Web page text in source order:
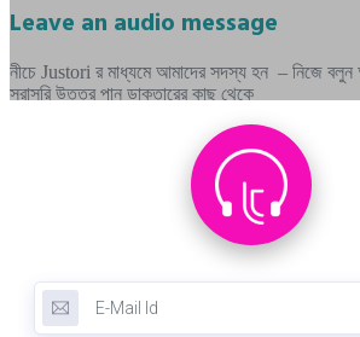
Leave an audio message
নীচে Justori র মাধ্যমে আমাদের সদস্য হন – নিজে
সরাসরি উত্তর পান ডাক্তারের কাছ থেকে